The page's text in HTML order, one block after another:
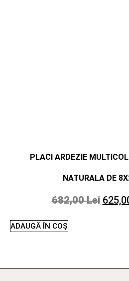
PLACI ARDEZIE
NATURALA DE
682,00Lei
ADAUGĂ ÎN COȘ